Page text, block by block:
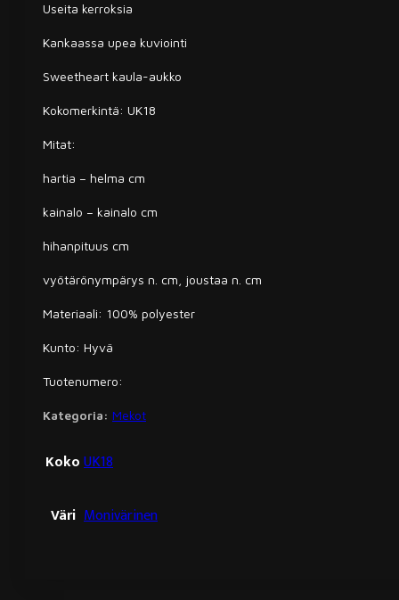
Useita kerroksia
Kankaassa upea kuviointi
Sweetheart kaula-aukko
Kokomerkintä: UK18
Mitat:
hartia – helma cm
kainalo – kainalo cm
hihanpituus cm
vyötärönympärys n. cm, joustaa n. cm
Materiaali: 100% polyester
Kunto: Hyvä
Tuotenumero:
Kategoria: Mekot
KokoUK18
Väri Monivärinen